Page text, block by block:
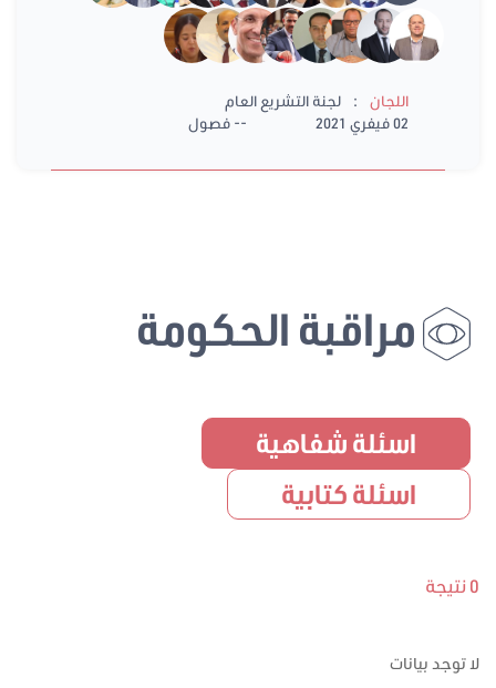
اللجان :
لجنة التشريع العام
02 فيفري 2021
-- فصول
مراقبة الحكومة
اسئلة شفاهية
اسئلة كتابية
0 نتيجة
لا توجد بيانات